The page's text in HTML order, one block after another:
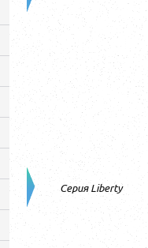
Серия Liberty